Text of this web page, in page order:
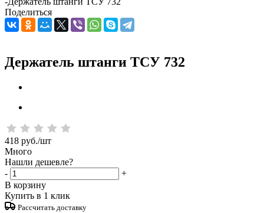
Поделиться
Держатель штанги ТСУ 732
418 руб./шт
Много
Нашли дешевле?
-
+
В корзину
Купить в 1 клик
Рассчитать доставку